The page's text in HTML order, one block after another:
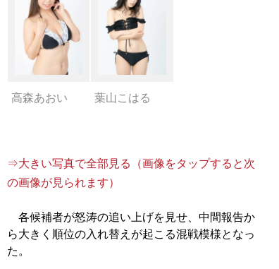
高森あおい 葉山こはる
⇒大きい写真で全部見る（画像をタップすると次
の画像が見られます）
各候補者が怒涛の追い上げを見せ、中間報告か
ら大きく順位の入れ替えが起こる混戦模様となっ
た。